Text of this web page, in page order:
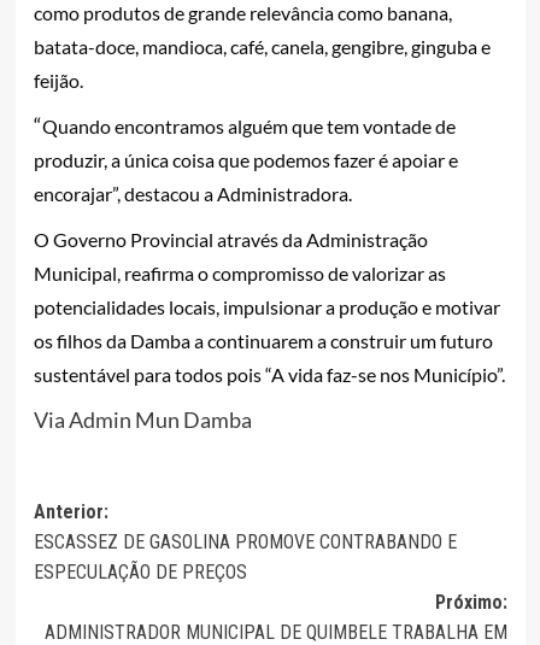
como produtos de grande relevância como banana,
batata-doce, mandioca, café, canela, gengibre, ginguba e
feijão.
“Quando encontramos alguém que tem vontade de
produzir, a única coisa que podemos fazer é apoiar e
encorajar”, destacou a Administradora.
O Governo Provincial através da Administração
Municipal, reafirma o compromisso de valorizar as
potencialidades locais, impulsionar a produção e motivar
os filhos da Damba a continuarem a construir um futuro
sustentável para todos pois “A vida faz-se nos Município”.
Via Admin Mun Damba
Navegação
de
artigos
Anterior:
ESCASSEZ DE GASOLINA PROMOVE CONTRABANDO E
ESPECULAÇÃO DE PREÇOS
Próximo:
ADMINISTRADOR MUNICIPAL DE QUIMBELE TRABALHA EM